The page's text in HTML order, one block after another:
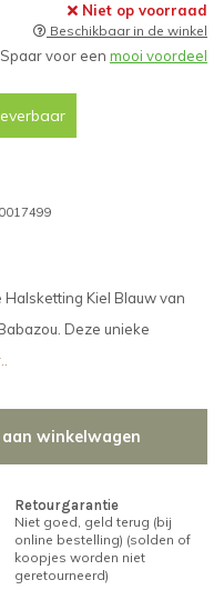
Niet op voorraad
Beschikbaar in de winkel
Spaar voor een mooi voordeel
Kiel Blauw van
Deze unieke
aan winkelwagen
Retourgarantie
Niet goed, geld terug (bij
online bestelling) (solden of
koopjes worden niet
geretourneerd)